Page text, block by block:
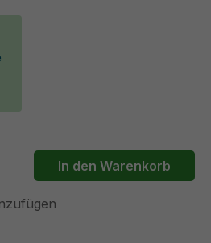
Gib den gewünschten
In den Warenkorb